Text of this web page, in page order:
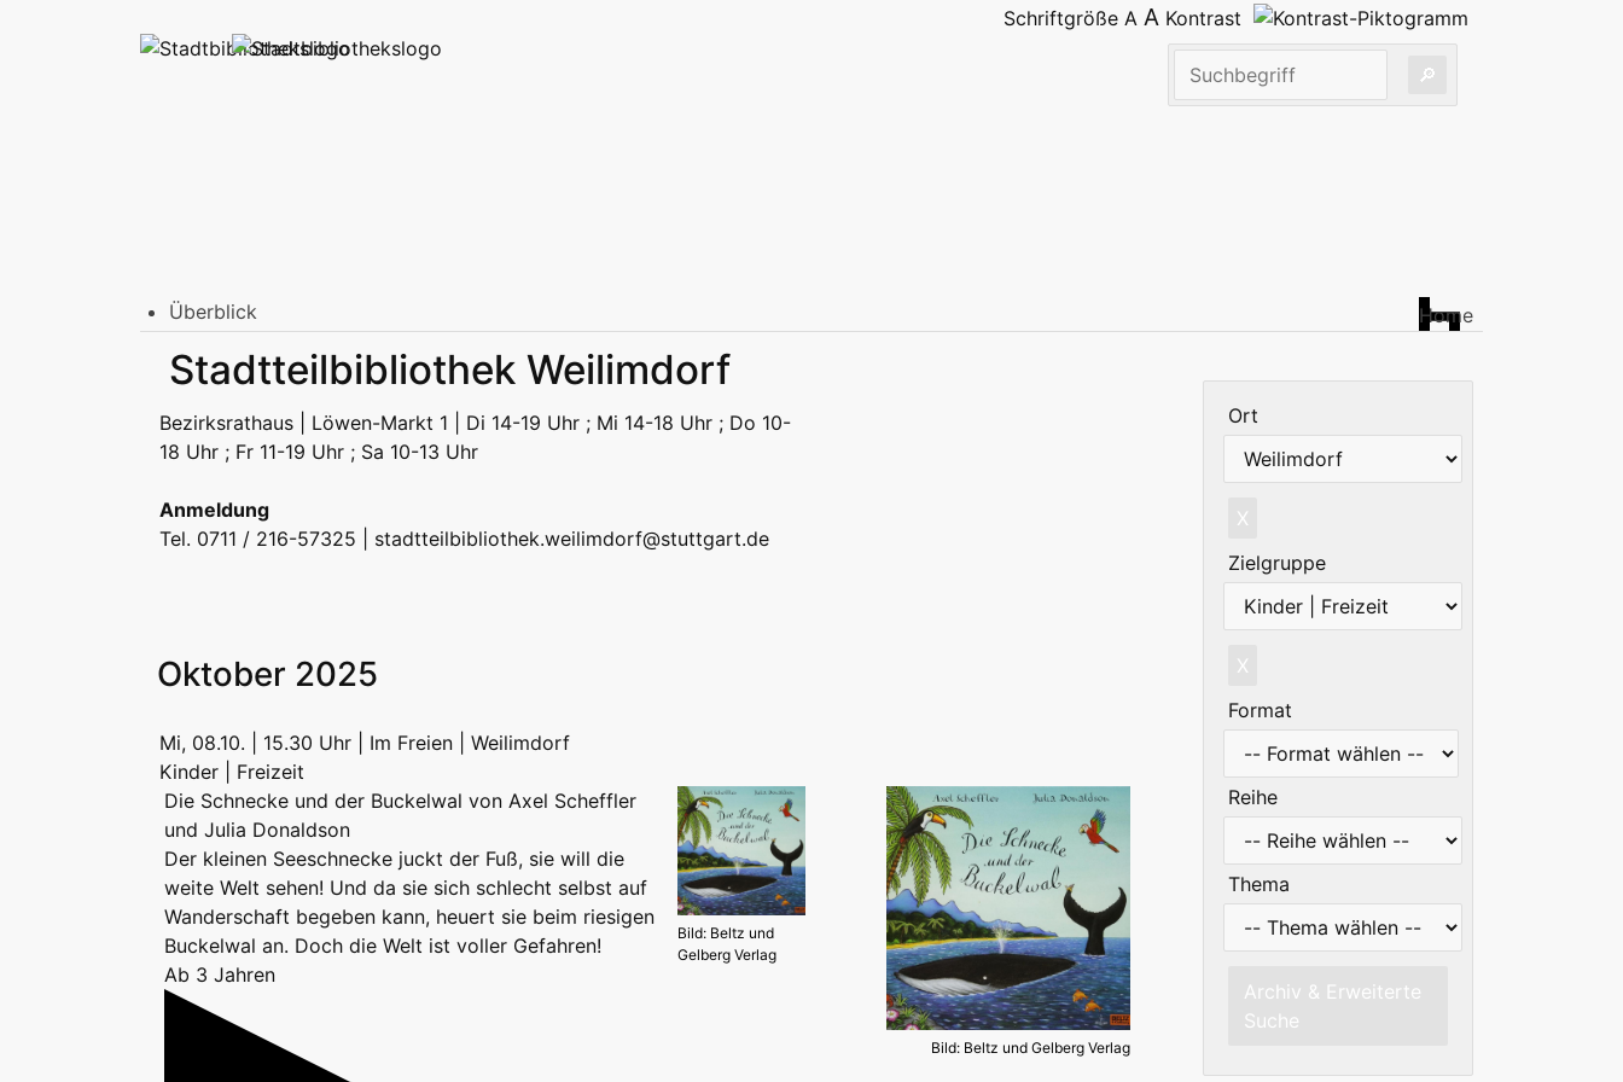
Schriftgröße A A Kontrast
Überblick
Erwachsene Jugend | Freizeit Kinder | Freizeit Kitas | Schulen
Erwachsene Jugend | Freizeit Kinder | Freizeit Kitas | Schulen Alle
Podcast
Home
Ort
X
Zielgruppe
X
Format
Reihe
Thema
Archiv & Erweiterte
Suche
Stadtteilbibliothek Weilimdorf
Bezirksrathaus | Löwen-Markt 1 | Di 14-19 Uhr ; Mi 14-18 Uhr ; Do 10-
18 Uhr ; Fr 11-19 Uhr ; Sa 10-13 Uhr
Anmeldung
Tel. 0711 / 216-57325 | stadtteilbibliothek.weilimdorf@stuttgart.de
Oktober 2025
Mi, 08.10. | 15.30 Uhr | Im Freien | Weilimdorf
Kinder | Freizeit
Bild: Beltz und
Gelberg Verlag
Die Schnecke und der Buckelwal von Axel Scheffler
und Julia Donaldson
Der kleinen Seeschnecke juckt der Fuß, sie will die
weite Welt sehen! Und da sie sich schlecht selbst auf
Wanderschaft begeben kann, heuert sie beim riesigen
Buckelwal an. Doch die Welt ist voller Gefahren!
Ab 3 Jahren
Bild: Beltz und Gelberg Verlag